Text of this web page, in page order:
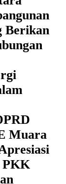
Berikan
Muara
PKK